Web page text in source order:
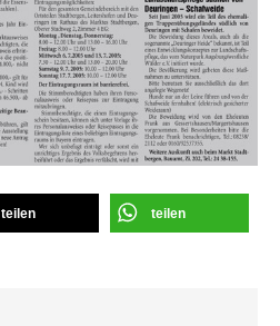
teilen teilen